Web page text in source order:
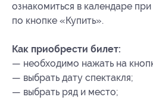
ознакомиться в календаре
по кнопке «Купить».
Как приобрести билет:
— необходимо нажать на
— выбрать дату спектакля;
— выбрать ряд и место;